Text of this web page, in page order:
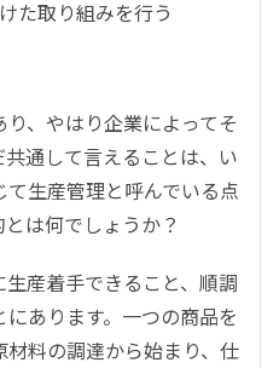
た取り組みを行う
、やはり企業によってそ
通して言えることは、い
生産管理と呼んでいる点
は何でしょうか？
産着手できること、順調
あります。一つの商品を
料の調達から始まり、仕